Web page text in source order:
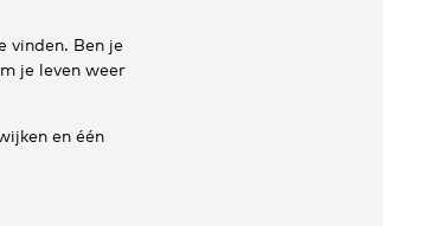
vinden. Ben je
je leven weer
en één